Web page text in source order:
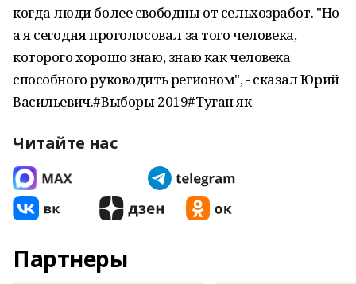
когда люди более свободны от сельхозработ. "Но
а я сегодня проголосовал за того человека,
которого хорошо знаю, знаю как человека
способного руководить регионом", - сказал Юрий
Васильевич.#Выборы 2019#Туган як
Читайте нас
Партнеры